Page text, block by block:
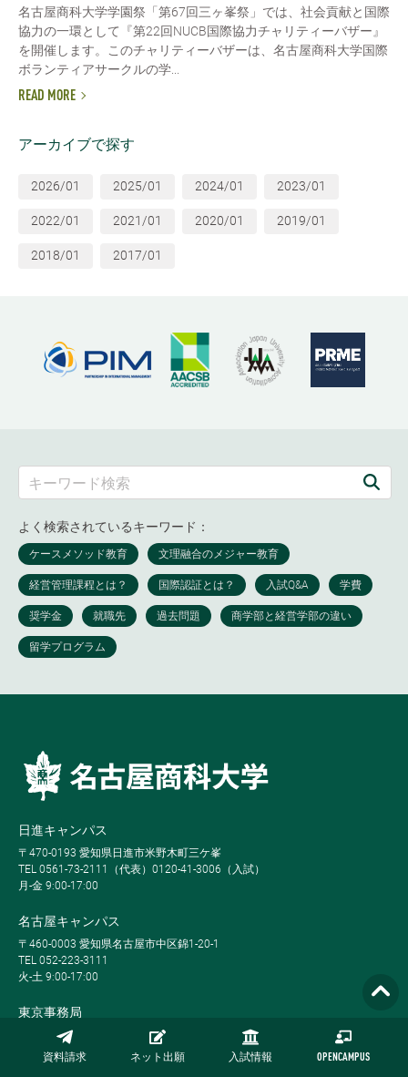
資料請求 ネット出願 入試情報 OPENCAMPUS
名古屋商科大学学園祭「第67回三ヶ峯祭」では、社会貢献と国際
協力の一環として『第22回NUCB国際協力チャリティーバザー』
を開催します。このチャリティーバザーは、名古屋商科大学国際
ボランティアサークルの学...
READ MORE
アーカイブで探す
2026/01 2025/01 2024/01 2023/01
2022/01 2021/01 2020/01 2019/01
2018/01 2017/01
よく検索されているキーワード：
日進キャンパス
〒470-0193 愛知県日進市米野木町三ケ峯
TEL 0561-73-2111（代表）0120-41-3006（入試）
月-金 9:00-17:00
名古屋キャンパス
〒460-0003 愛知県名古屋市中区錦1-20-1
TEL 052-223-3111
火-土 9:00-17:00
東京事務局
〒100-6307 東京都千代田区丸の内2-4-1丸の内ビル7F
TEL 03-3212-4111